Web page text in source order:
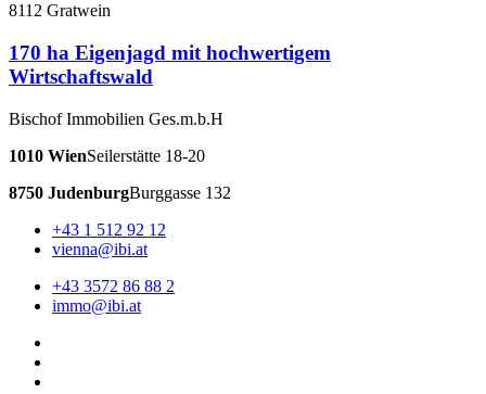
8112 Gratwein
170 ha Eigenjagd mit hochwertigem
Wirtschaftswald
Bischof Immobilien Ges.m.b.H
1010 WienSeilerstätte 18-20
8750 JudenburgBurggasse 132
+43 1 512 92 12
vienna@ibi.at
+43 3572 86 88 2
immo@ibi.at